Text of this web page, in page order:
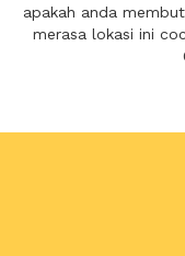
apakah anda
merasa lokasi ini